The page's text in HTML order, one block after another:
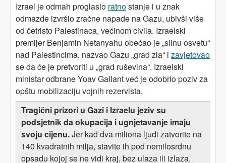
Izrael je odmah proglasio ratnostanje i u znak
odmazde izvršio zračne napade na Gazu, ubivši više
od četristo Palestinaca, većinom civila. Izraelski
premijer Benjamin Netanyahu obećao je „silnu osvetu“
nad Palestincima, nazvao Gazu „grad zla“ i zavjetovao
se da će je pretvoriti u „grad ruševina“. Izraelski
ministar odbrane Yoav Gallant već je odobrio poziv za
opštu mobilizaciju vojnih rezervista.
Tragični prizori u Gazi i Izraelu jeziv su
podsjetnik da okupacija i ugnjetavanje imaju
svoju cijenu.Jer kad dva miliona ljudi zatvorite na
140 kvadratnih milja, stavite ih pod nemilosrdnu
opsadu kojoj se ne vidi kraj, bez ulaza ili izlaza,